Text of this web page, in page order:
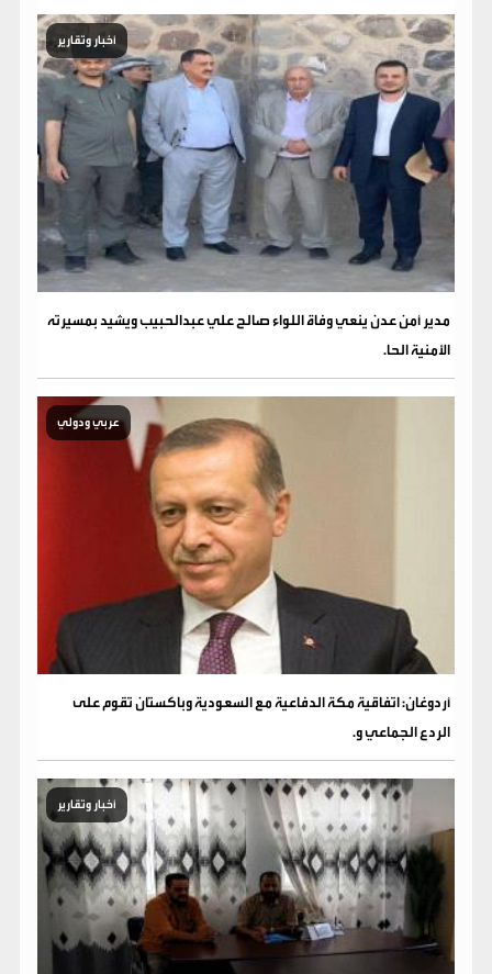
أخبار وتقارير
مدير أمن عدن ينعي وفاة اللواء صالح علي عبدالحبيب ويشيد بمسيرته
الأمنية الحا.
عربي ودولي
أردوغان: اتفاقية مكة الدفاعية مع السعودية وباكستان تقوم على
الردع الجماعي و.
أخبار وتقارير